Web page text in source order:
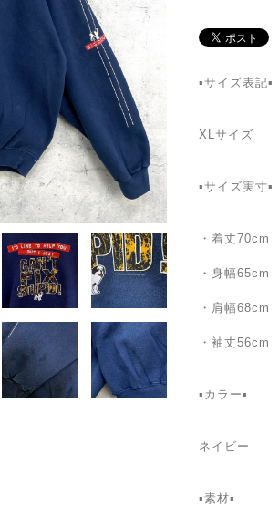
▪サイズ表記▪
XLサイズ
▪サイズ実寸▪
・着丈70cm
・身幅65cm
・肩幅68cm
・袖丈56cm
▪カラー▪
ネイビー
▪素材▪